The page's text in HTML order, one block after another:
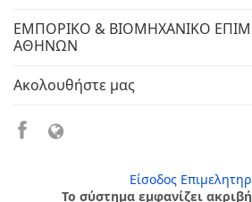
ΕΜΠΟΡΙΚΟ & ΒΙΟΜΗΧΑΝΙΚΟ
ΑΘΗΝΩΝ
Ακολουθήστε μας
Είσοδος
Το σύστημα εμφανίζει